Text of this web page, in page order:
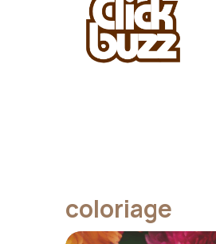
coloriage